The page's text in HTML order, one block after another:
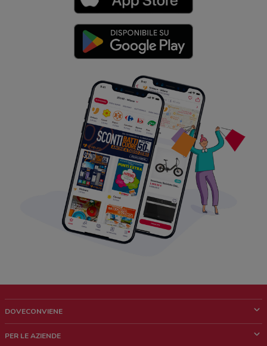
DOVECONVIENE
PER LE AZIENDE